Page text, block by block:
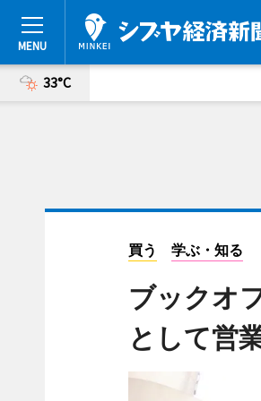
33°C
買う 学ぶ・知る
ブックオ
として営